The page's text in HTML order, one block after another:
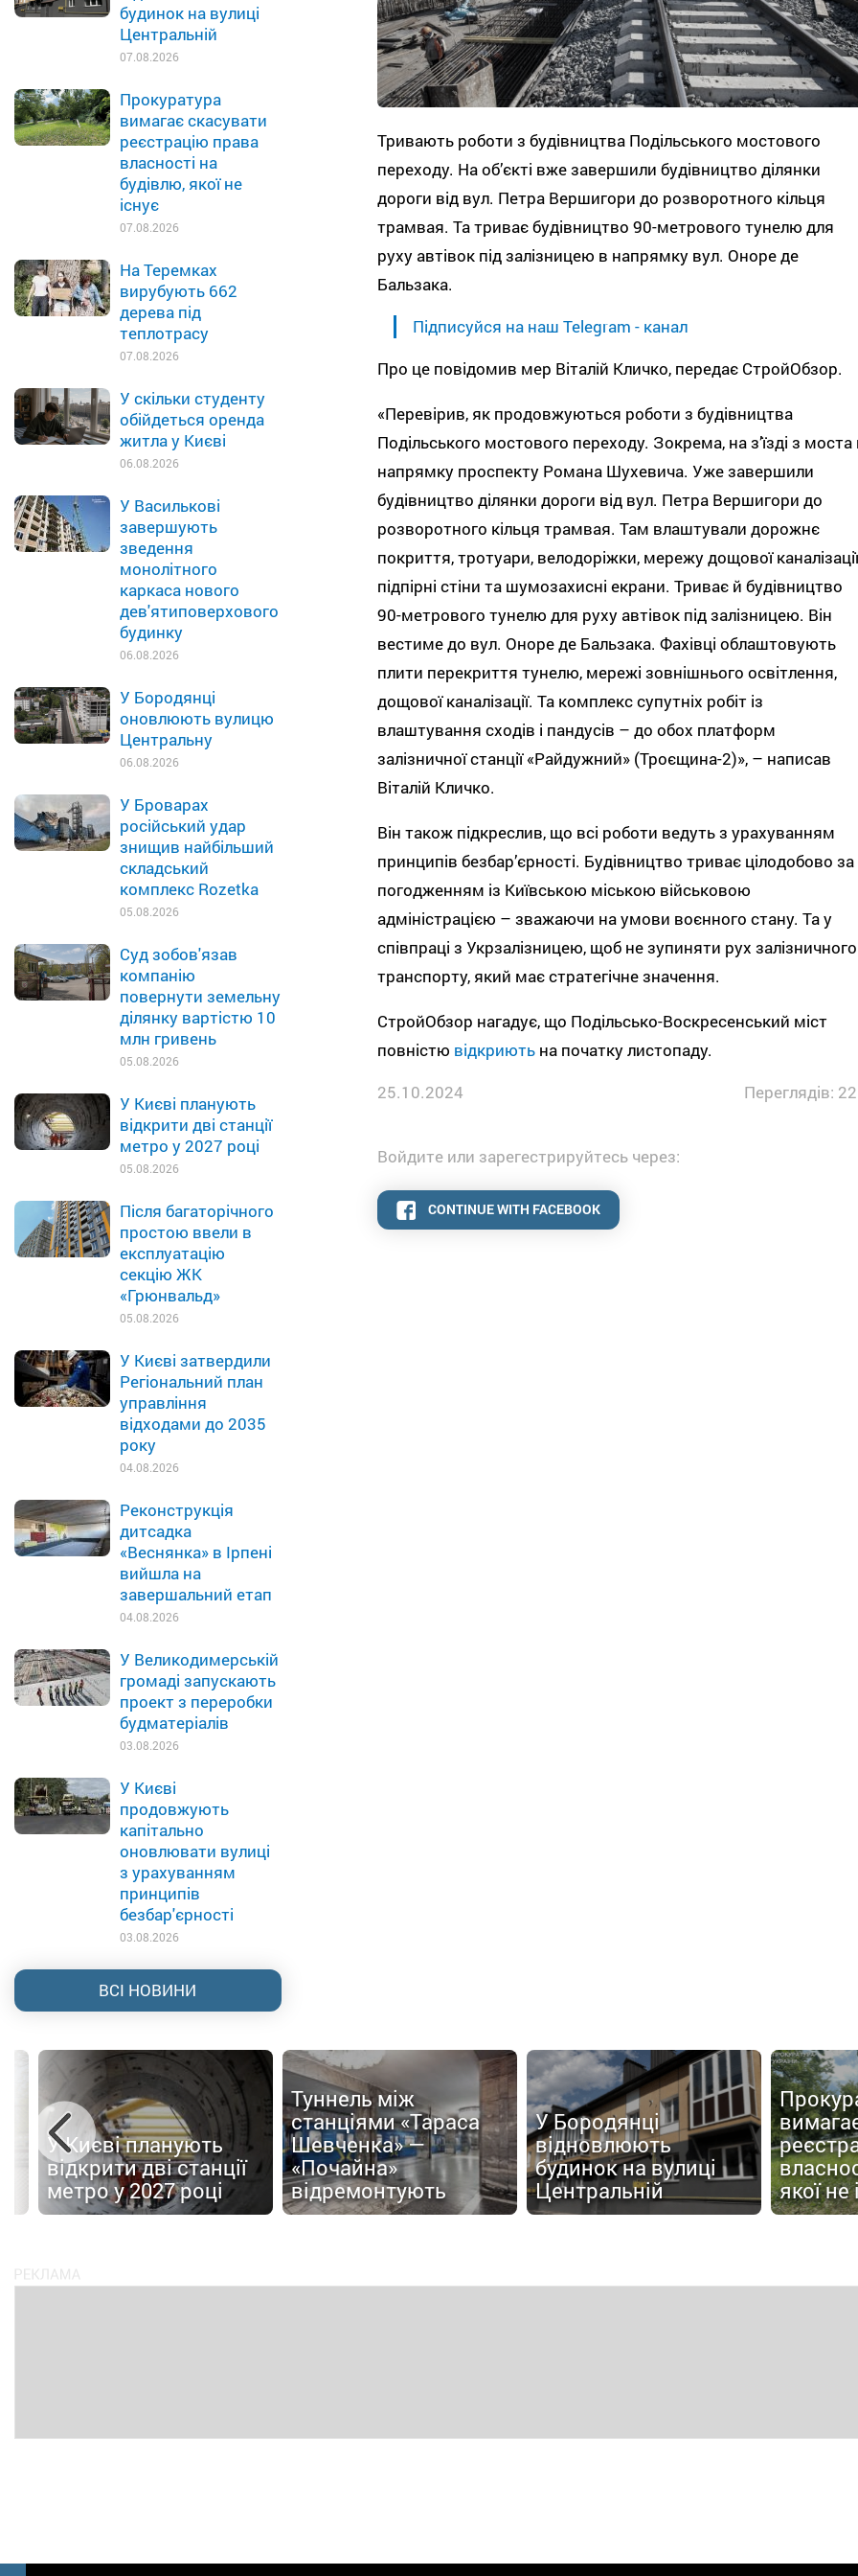
будинок на вулиці
Центральній
07.08.2026
Прокуратура
вимагає скасувати
реєстрацію права
власності на
будівлю, якої не
існує
07.08.2026
На Теремках
вирубують 662
дерева під
теплотрасу
07.08.2026
У скільки студенту
обійдеться оренда
житла у Києві
06.08.2026
У Василькові
завершують
зведення
монолітного
каркаса нового
дев'ятиповерхового
будинку
06.08.2026
У Бородянці
оновлюють вулицю
Центральну
06.08.2026
У Броварах
російський удар
знищив найбільший
складський
комплекс Rozetka
05.08.2026
Суд зобов'язав
компанію
повернути земельну
ділянку вартістю 10
млн гривень
05.08.2026
У Києві планують
відкрити дві станції
метро у 2027 році
05.08.2026
Після багаторічного
простою ввели в
експлуатацію
секцію ЖК
«Грюнвальд»
05.08.2026
У Києві затвердили
Регіональний план
управління
відходами до 2035
року
04.08.2026
Реконструкція
дитсадка
«Веснянка» в Ірпені
вийшла на
завершальний етап
04.08.2026
У Великодимерській
громаді запускають
проект з переробки
будматеріалів
03.08.2026
У Києві
продовжують
капітально
оновлювати вулиці
з урахуванням
принципів
безбар'єрності
03.08.2026
ВСІ НОВИНИ
Тривають роботи з будівництва Подільського мостового
переходу. На об’єкті вже завершили будівництво ділянки
дороги від вул. Петра Вершигори до розворотного кільця
трамвая. Та триває будівництво 90-метрового тунелю для
руху автівок під залізницею в напрямку вул. Оноре де
Бальзака.
Підписуйся на наш Telegram - канал
Про це повідомив мер Віталій Кличко, передає СтройОбзор.
«Перевірив, як продовжуються роботи з будівництва
Подільського мостового переходу. Зокрема, на з’їзді з моста
напрямку проспекту Романа Шухевича. Уже завершили
будівництво ділянки дороги від вул. Петра Вершигори до
розворотного кільця трамвая. Там влаштували дорожнє
покриття, тротуари, велодоріжки, мережу дощової
підпірні стіни та шумозахисні екрани. Триває й будівництво
90-метрового тунелю для руху автівок під залізницею. Він
вестиме до вул. Оноре де Бальзака. Фахівці облаштовують
плити перекриття тунелю, мережі зовнішнього освітлення,
дощової каналізації. Та комплекс супутніх робіт із
влаштування сходів і пандусів – до обох платформ
залізничної станції «Райдужний» (Троєщина-2)», – написав
Віталій Кличко.
Він також підкреслив, що всі роботи ведуть з урахуванням
принципів безбар’єрності. Будівництво триває цілодобово за
погодженням із Київською міською військовою
адміністрацією – зважаючи на умови воєнного стану. Та у
співпраці з Укрзалізницею, щоб не зупиняти рух залізничного
транспорту, який має стратегічне значення.
СтройОбзор нагадує, що Подільсько-Воскресенський міст
повністю відкриютьна початку листопаду.
25.10.2024
Переглядів:
Войдите или зарегестрируйтесь через:
CONTINUE WITH FACEBOOK
У Києві планують
відкрити дві станції
метро у 2027 році
Туннель між
станціями «Тараса
Шевченка» —
«Почайна»
відремонтують
У Бородянці
відновлюють
будинок на вулиці
Центральній
якої не